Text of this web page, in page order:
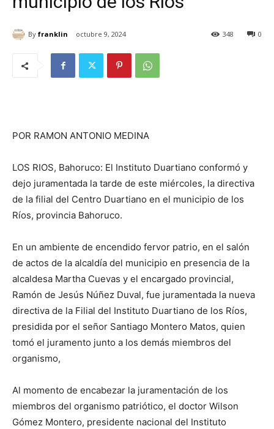
By franklin octubre 9, 2024 0
348
POR RAMON ANTONIO MEDINA
LOS RIOS, Bahoruco: El Instituto Duartiano conformó y
dejo juramentada la tarde de este miércoles, la directiva
de la filial del Centro Duartiano en el municipio de los
Ríos, provincia Bahoruco.
En un ambiente de encendido fervor patrio, en el salón
de actos de la alcaldía del municipio en presencia de la
alcaldesa Martha Cuevas y el encargado provincial,
Ramón de Jesús Núñez Duval, fue juramentada la nueva
directiva de la Filial del Instituto Duartiano de los Ríos,
presidida por el señor Santiago Montero Matos, quien
tomó el juramento junto a los demás miembros del
organismo,
Al momento de encabezar la juramentación de los
miembros del organismo patriótico, el doctor Wilson
Gómez Montero, presidente nacional del Instituto